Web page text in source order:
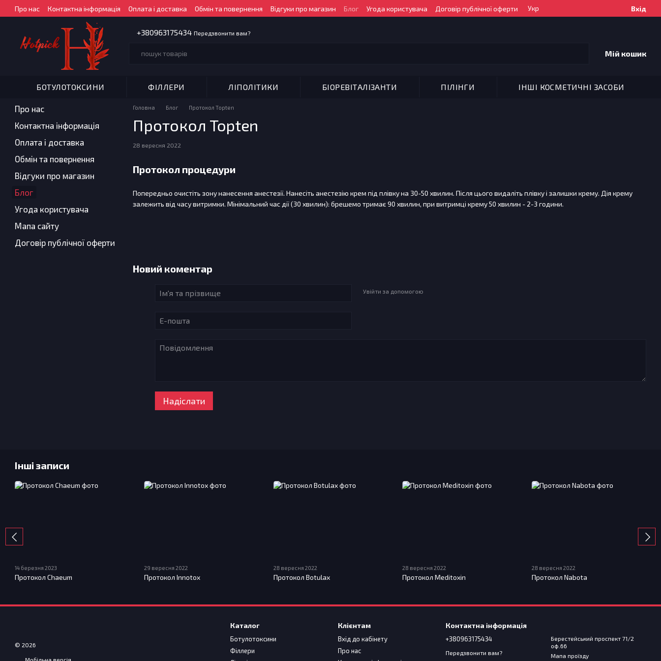
Перейти до основного контенту
Про нас Контактна інформація Оплата і доставка Обмін та повернення Відгуки про магазин Блог Угода користувача Договір публічної оферти Укр Вхід
+380963175434 Передзвонити вам?
Мій кошик
БОТУЛОТОКСИНИ ФІЛЛЕРИ ЛІПОЛІТИКИ БІОРЕВІТАЛІЗАНТИ ПІЛІНГИ ІНШІ КОСМЕТИЧНІ ЗАСОБИ
Головна Блог Протокол Topten
Протокол Topten
28 вересня 2022
Протокол процедури
Попередньо очистіть зону нанесення анестезії. Нанесіть анестезію крем під плівку на 30-50 хвилин. Після цього видаліть плівку і залишки крему. Дія крему
залежить від часу витримки. Мінімальний час дії (30 хвилин): брешемо тримає 90 хвилин, при витримці крему 50 хвилин - 2-3 години.
Новий коментар
Увійти за допомогою
Надіслати
Про нас
Контактна інформація
Оплата і доставка
Обмін та повернення
Відгуки про магазин
Блог
Угода користувача
Мапа сайту
Договір публічної оферти
Інші записи
14 березня 2023
Протокол Chaeum
29 вересня 2022
Протокол Innotox
28 вересня 2022
Протокол Botulax
28 вересня 2022
Протокол Meditoxin
28 вересня 2022
Протокол Nabota
© 2026
Мобільна версія
Каталог
Ботулотоксини
Філлери
Клієнтам
Вхід до кабінету
Про нас
Контактна інформація
+380963175434
Передзвонити вам?
Берестейський проспект 71/2
оф.66
Мапа проїзду